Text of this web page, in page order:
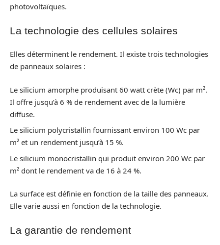
photovoltaïques.
La technologie des cellules solaires
Elles déterminent le rendement. Il existe trois technologies
de panneaux solaires :
Le silicium amorphe produisant 60 watt crète (Wc) par m².
Il offre jusqu’à 6 % de rendement avec de la lumière
diffuse.
Le silicium polycristallin fournissant environ 100 Wc par
m² et un rendement jusqu’à 15 %.
Le silicium monocristallin qui produit environ 200 Wc par
m² dont le rendement va de 16 à 24 %.
La surface est définie en fonction de la taille des panneaux.
Elle varie aussi en fonction de la technologie.
La garantie de rendement